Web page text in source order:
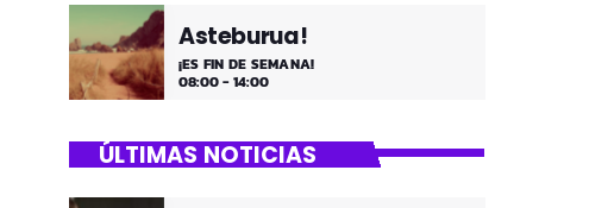
Asteburua!
¡ES FIN DE SEMANA!
08:00 - 14:00
ÚLTIMAS NOTICIAS